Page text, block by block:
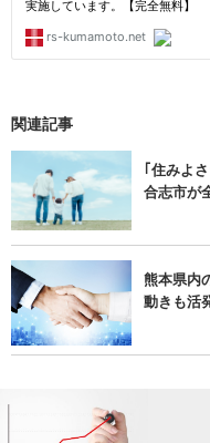
関連記事
｢住みよ
合志市が
熊本県内
動きも活